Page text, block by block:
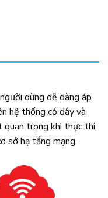
dùng dễ dàng áp
hệ thống có dây và
quan trọng khi thực thi
sở hạ tầng mạng.